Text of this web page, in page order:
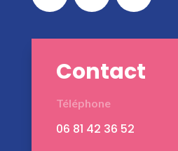
Contact
Téléphone
06 81 42 36 52